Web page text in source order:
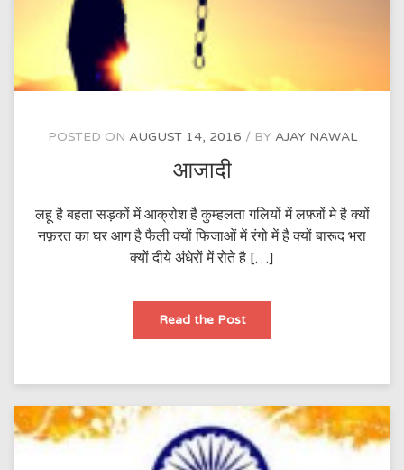
POSTED ON AUGUST 14, 2016 BY AJAY NAWAL
आजादी
लहू है बहता सड़कों में आक्रोश है कुम्हलता गलियों में लफ़्जों मे है क्यों
नफ़रत का घर आग है फैली क्यों फिजाओं में रंगो में है क्यों बारूद भरा
क्यों दीये अंधेरों में रोते है […]
Read the Postआजादी